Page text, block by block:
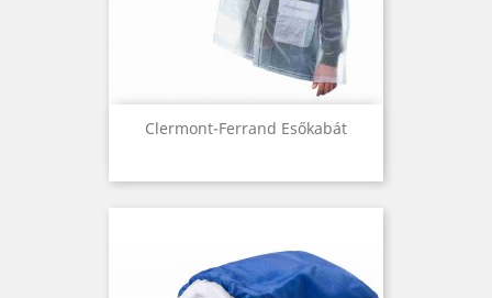
Clermont-Ferrand Esőkabát